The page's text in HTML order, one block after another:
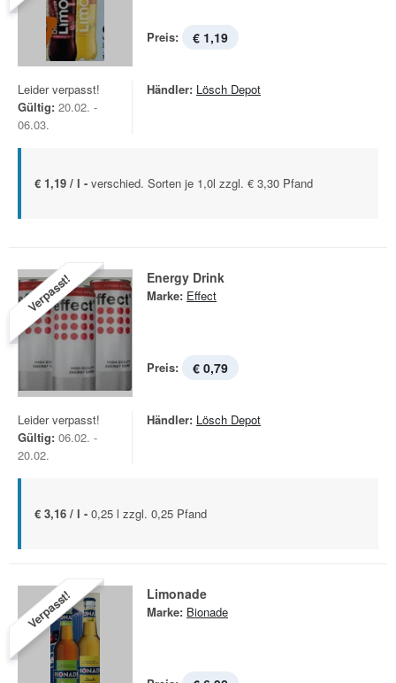
Preis: € 1,19
Leider verpasst!
Gültig: 20.02. -
06.03.
Händler: Lösch Depot
€ 1,19 / l - verschied. Sorten je 1,0l zzgl. € 3,30 Pfand
Verpasst! Energy Drink
Marke: Effect
Preis: € 0,79
Leider verpasst!
Gültig: 06.02. -
20.02.
Händler: Lösch Depot
€ 3,16 / l - 0,25 l zzgl. 0,25 Pfand
Verpasst! Limonade
Marke: Bionade